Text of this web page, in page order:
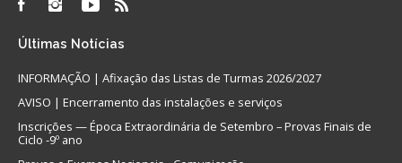
Últimas Notícias
INFORMAÇÃO | Afixação das Listas de Turmas 2026/2027
AVISO | Encerramento das instalações e serviços
Inscrições — Época Extraordinária de Setembro – Provas Finais de
Ciclo -9º ano